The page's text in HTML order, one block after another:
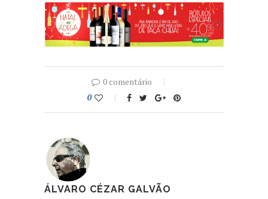
0 comentário
0
ÁLVARO CÉZAR GALVÃO